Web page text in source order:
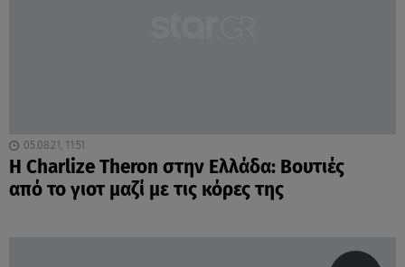
05.08.21, 11:51
Η Charlize Theron στην Ελλάδα: Bουτιές
από το γιοτ μαζί με τις κόρες της